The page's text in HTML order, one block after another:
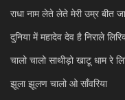
राधा नाम लेते लेते मेरी उम्र बीत
दुनिया में महादेव देव है निराले
चालो चालो साथीड़ो खाटू धाम रे
झूला झूलण चालो ओ साँवरिया